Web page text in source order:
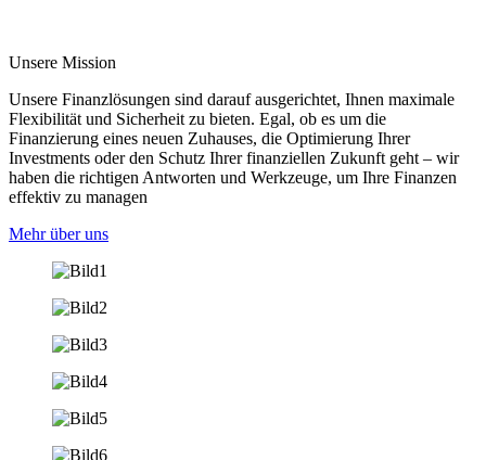
Unsere Mission
Unsere Finanzlösungen sind darauf ausgerichtet, Ihnen maximale
Flexibilität und Sicherheit zu bieten. Egal, ob es um die
Finanzierung eines neuen Zuhauses, die Optimierung Ihrer
Investments oder den Schutz Ihrer finanziellen Zukunft geht – wir
haben die richtigen Antworten und Werkzeuge, um Ihre Finanzen
effektiv zu managen
Mehr über uns